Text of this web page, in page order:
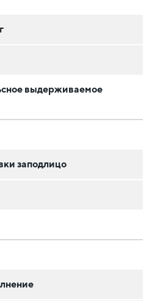
выдерживаемое
заподлицо